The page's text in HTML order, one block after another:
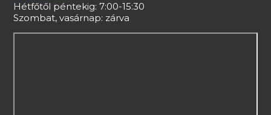
Hétfőtől péntekig: 7:00-15:30
Szombat, vasárnap: zárva